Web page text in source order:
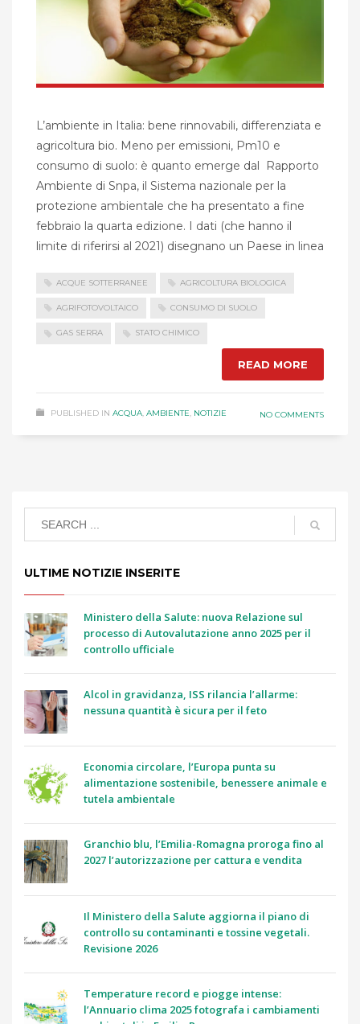
L’ambiente in Italia: bene rinnovabili, differenziata e
agricoltura bio. Meno per emissioni, Pm10 e
consumo di suolo: è quanto emerge dal Rapporto
Ambiente di Snpa, il Sistema nazionale per la
protezione ambientale che ha presentato a fine
febbraio la quarta edizione. I dati (che hanno il
limite di riferirsi al 2021) disegnano un Paese in linea
ACQUE SOTTERRANEE AGRICOLTURA BIOLOGICA
AGRIFOTOVOLTAICO CONSUMO DI SUOLO
GAS SERRA STATO CHIMICO
READ MORE
PUBLISHED IN ACQUA, AMBIENTE, NOTIZIE NO COMMENTS
ULTIME NOTIZIE INSERITE
Ministero della Salute: nuova Relazione sul
processo di Autovalutazione anno 2025 per il
controllo ufficiale
Alcol in gravidanza, ISS rilancia l’allarme:
nessuna quantità è sicura per il feto
Economia circolare, l’Europa punta su
alimentazione sostenibile, benessere animale e
tutela ambientale
Granchio blu, l’Emilia-Romagna proroga fino al
2027 l’autorizzazione per cattura e vendita
Il Ministero della Salute aggiorna il piano di
controllo su contaminanti e tossine vegetali.
Revisione 2026
Temperature record e piogge intense:
l’Annuario clima 2025 fotografa i cambiamenti